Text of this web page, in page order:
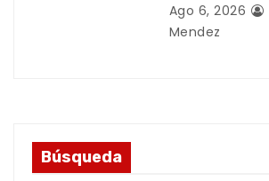
Ago 6, 2026
Mendez
Búsqueda